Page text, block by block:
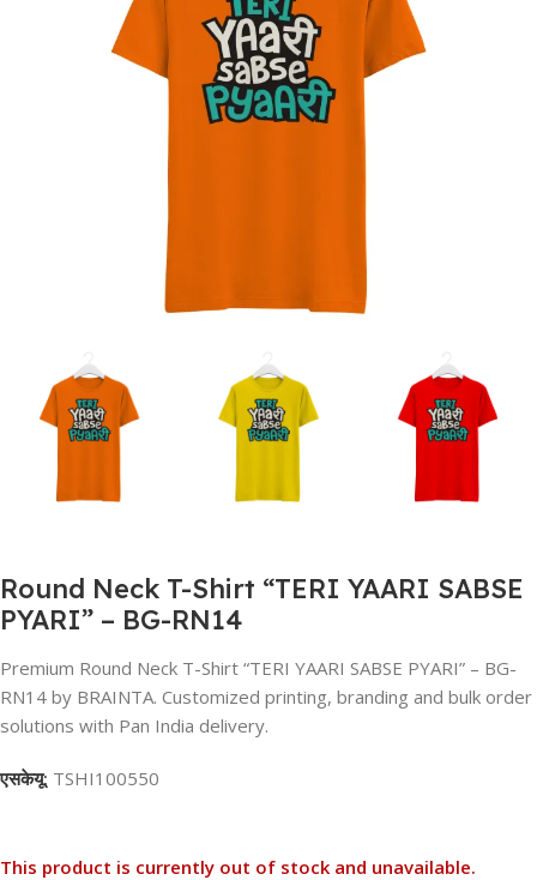
Round Neck T-Shirt “TERI YAARI SABSE
PYARI” – BG-RN14
Premium Round Neck T-Shirt “TERI YAARI SABSE PYARI” – BG-
RN14 by BRAINTA. Customized printing, branding and bulk order
solutions with Pan India delivery.
एसकेयू: TSHI100550
This product is currently out of stock and unavailable.